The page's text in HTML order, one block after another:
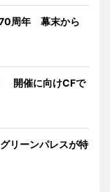
周年 幕末から
開催に向けCFで
リーンパレスが特